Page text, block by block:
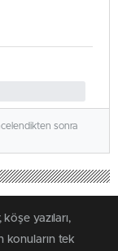
sonra
yazıları,
konuların tek